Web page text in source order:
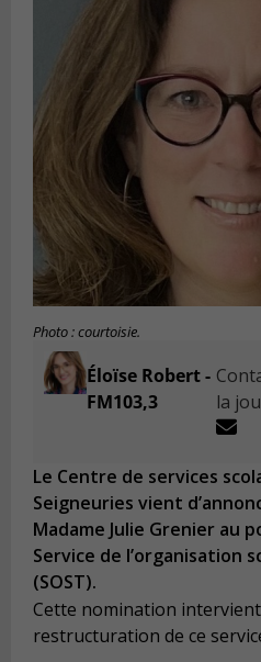
Photo : courtoisie.
Éloïse Robert -
FM103,3
la
Le Centre de services
Seigneuries vient
Madame Julie Grenier au
Service de l’organisation
(SOST).
Cette nomination intervient
restructuration de ce